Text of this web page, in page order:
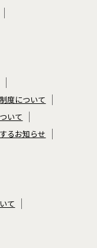
度について
いて
るお知らせ
て